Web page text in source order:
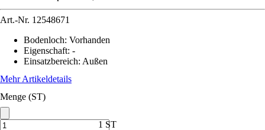
Art.-Nr. 12548671
Bodenloch: Vorhanden
Eigenschaft: -
Einsatzbereich: Außen
Mehr Artikeldetails
Menge (ST)
1 ST